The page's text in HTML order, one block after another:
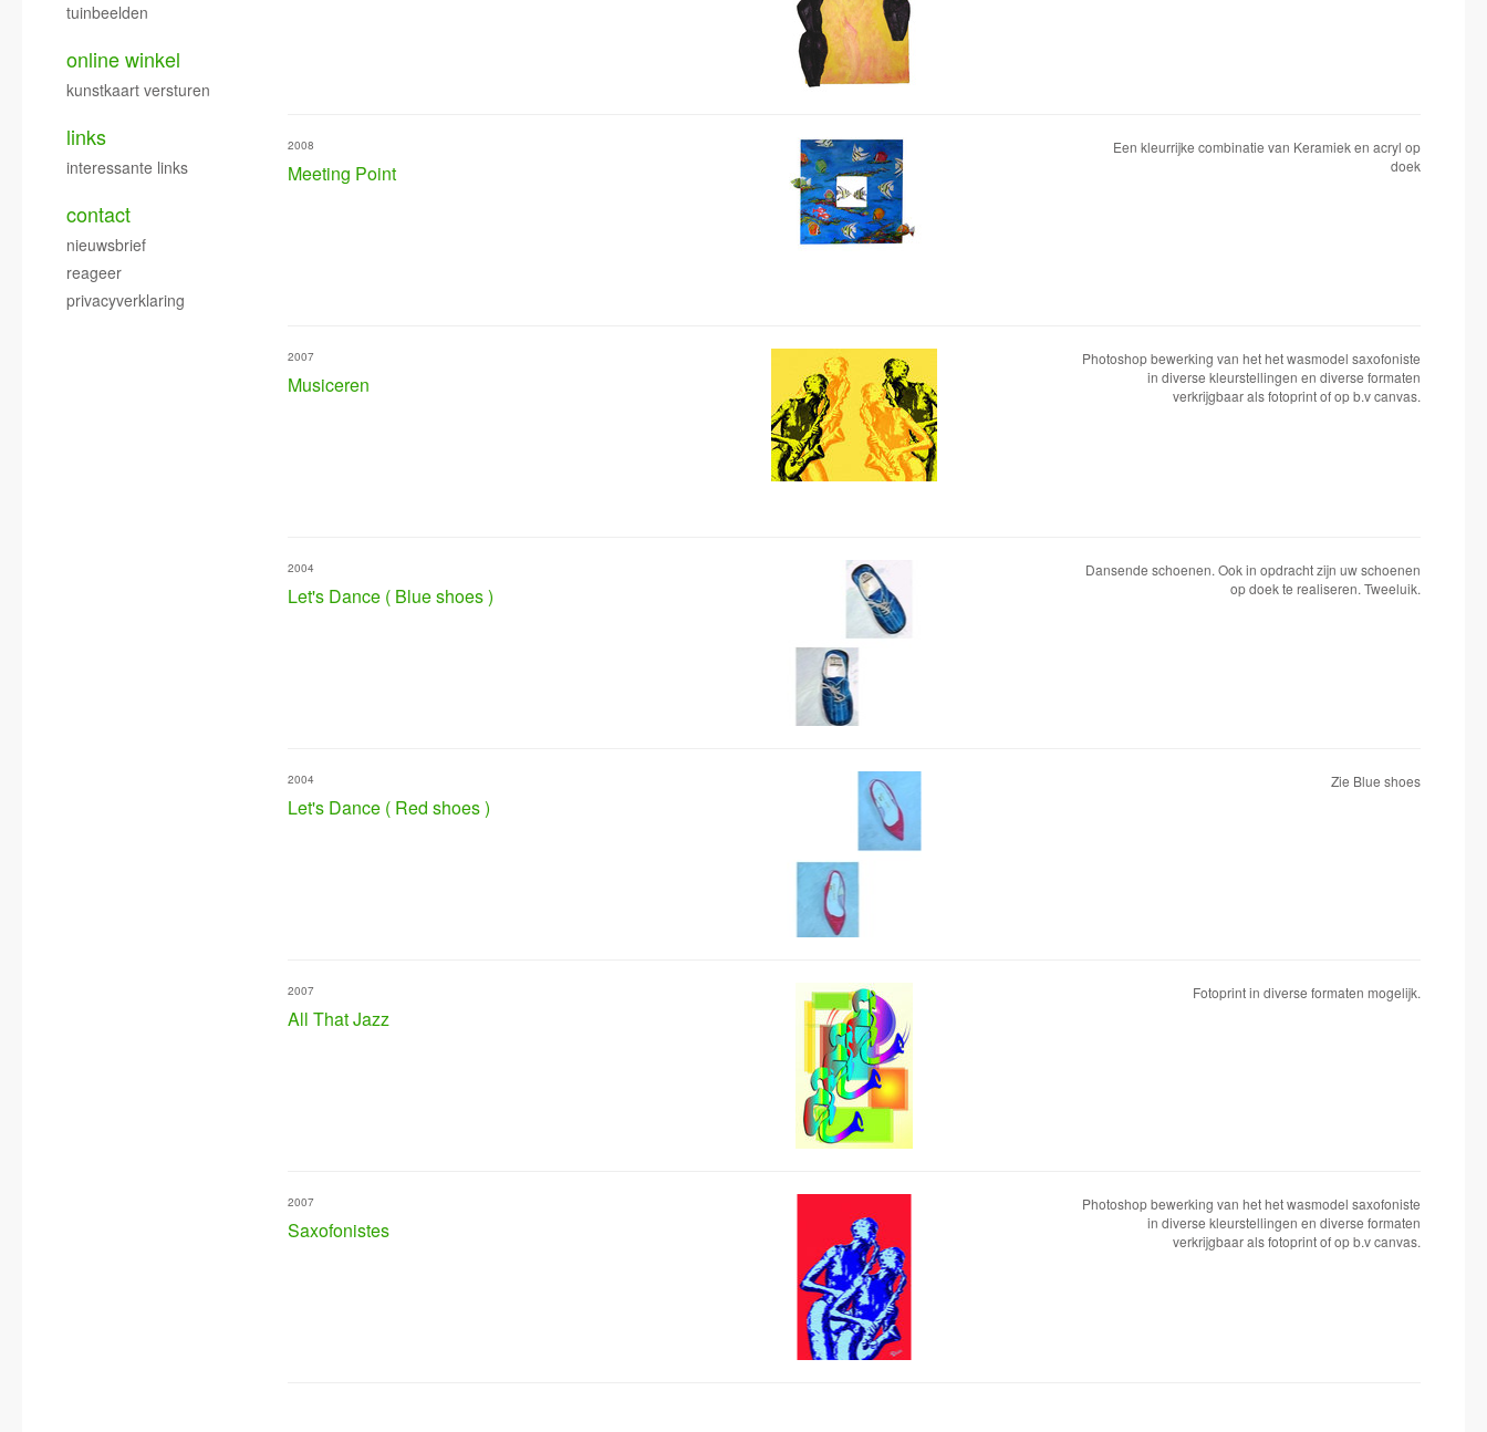
Meeting Point
2008
Een kleurrijke combinatie van Keramiek en acryl op
doek
Musiceren
2007
Photoshop bewerking van het het wasmodel saxofoniste
in diverse kleurstellingen en diverse formaten
verkrijgbaar als fotoprint of op b.v canvas.
Let's Dance ( Blue shoes )
2004
Dansende schoenen. Ook in opdracht zijn uw schoenen
op doek te realiseren. Tweeluik.
Let's Dance ( Red shoes )
2004 Zie Blue shoes
All That Jazz
2007 Fotoprint in diverse formaten mogelijk.
Saxofonistes
2007
Photoshop bewerking van het het wasmodel saxofoniste
in diverse kleurstellingen en diverse formaten
verkrijgbaar als fotoprint of op b.v canvas.
tuinbeelden
online winkel
kunstkaart versturen
links
interessante links
contact
nieuwsbrief
reageer
privacyverklaring